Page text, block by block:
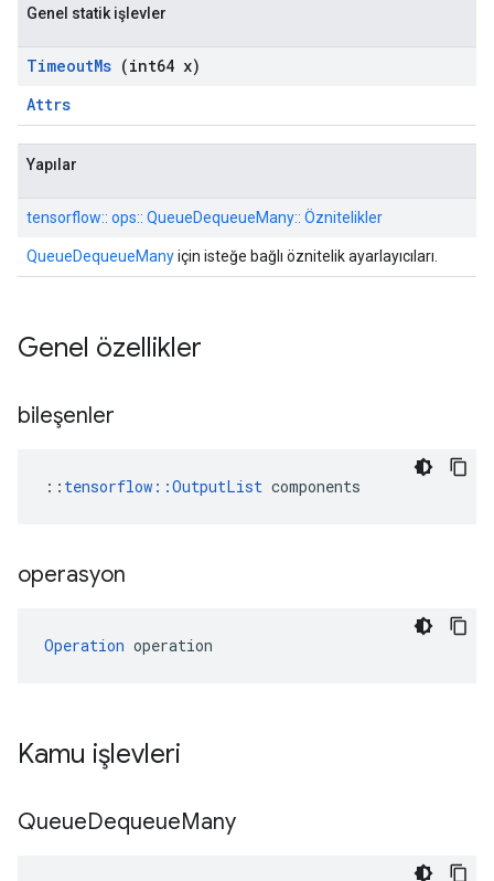
Genel statik işlevler
TimeoutMs (int64 x)
Attrs
Yapılar
tensorflow:: ops:: QueueDequeueMany:: Öznitelikler
QueueDequeueManyiçin isteğe bağlı öznitelik ayarlayıcıları.
Genel özellikler
bileşenler
:: tensorflow::OutputList components
operasyon
Operation operation
Kamu işlevleri
QueueDequeueMany